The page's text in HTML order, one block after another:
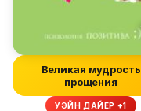
Великая мудрость
прощения
УЭЙН ДАЙЕР +1